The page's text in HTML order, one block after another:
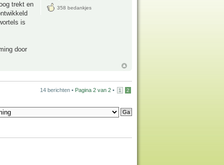
trekt en
is
door
358 bedankjes
14 berichten • Pagina 2 van 2 • 1 2